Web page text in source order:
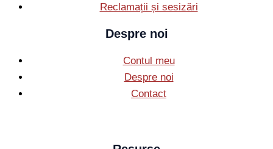
Reclamații și sesizări
Despre noi
Contul meu
Despre noi
Contact